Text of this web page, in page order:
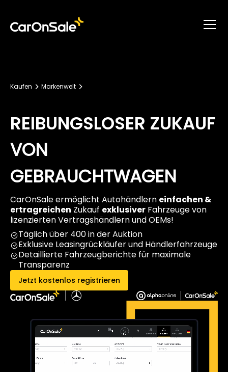
Kaufen Markenwelt
REIBUNGSLOSER ZUKAUF
VON
GEBRAUCHTWAGEN
CarOnSale ermöglicht Autohändlern einfachen &
ertragreichen Zukauf exklusiver Fahrzeuge von
lizenzierten Vertragshändlern und OEMs!
Täglich über 400 in der Auktion
Exklusive Leasingrückläufer und Händlerfahrzeuge
Detaillierte Fahrzeugberichte für maximale
Transparenz
Jetzt kostenlos registrieren